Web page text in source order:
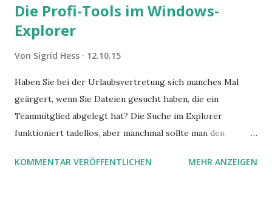
Die Profi-Tools im Windows-
Explorer
Von Sigrid Hess 12.10.15
Haben Sie bei der Urlaubsvertretung sich manches Mal
geärgert, wenn Sie Dateien gesucht haben, die ein
Teammitglied abgelegt hat? Die Suche im Explorer
funktioniert tadellos, aber manchmal sollte man den
mit UND oder ODER oder NICHT... Das geht so einfach,
KOMMENTAR VERÖFFENTLICHEN MEHR ANZEIGEN